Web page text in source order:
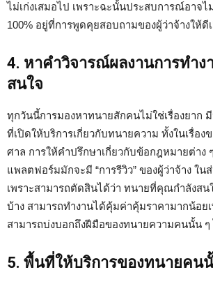
ไม่เก่งเสมอไป เพราะฉะนั้นประสบการณ์อาจ
100% อยู่ที่การพูดคุยสอบถามของผู้ว่าจ้างให้ดี
4. หาคำวิจารณ์ผลงานการทำ
สนใจ
ทุกวันนี้การมองหาทนายสักคนไม่ใช่เรื่องยาก
ที่เปิดให้บริการเกี่ยวกับทนายความ ทั้งในเรื่อง
ศาล การให้คำปรึกษาเกี่ยวกับข้อกฎหมายต่าง
แพลตฟอร์มมักจะมี “การรีวิว” ของผู้ว่าจ้าง ใ
เพราะสามารถตัดสินได้ว่า ทนายที่คุณกำลังสน
บ้าง สามารถทำงานได้คุ้มค่าคุ้มราคามากน้อย
สามารถบ่งบอกถึงฝีมือของทนายความคนนั้น ๆ
5. พื้นที่ให้บริการของทนายคน